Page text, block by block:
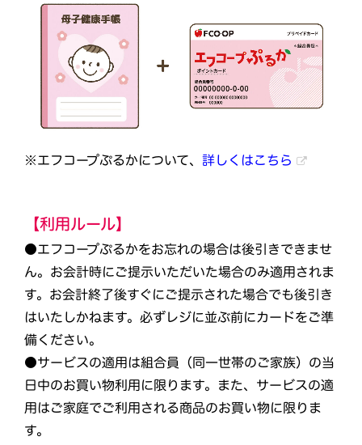
※エフコープぷるかについて、詳しくはこちら
【利用ルール】
●エフコープぷるかをお忘れの場合は後引きできませ
ん。お会計時にご提示いただいた場合のみ適用されま
す。お会計終了後すぐにご提示された場合でも後引き
はいたしかねます。必ずレジに並ぶ前にカードをご準
備ください。
●サービスの適用は組合員（同一世帯のご家族）の当
日中のお買い物利用に限ります。また、サービスの適
用はご家庭でご利用される商品のお買い物に限りま
す。